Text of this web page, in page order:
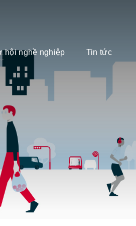
hội nghề nghiệp Tin tức